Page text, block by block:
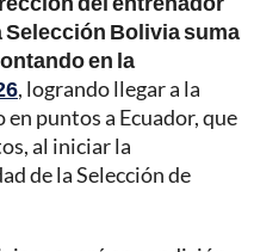
Bolivia suma
en la
, logrando llegar a la
puntos a Ecuador, que
al iniciar la
de la Selección de